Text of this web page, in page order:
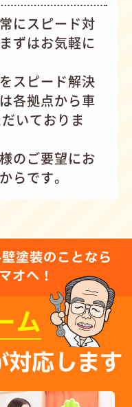
にスピード対
ずはお気軽に
スピード解決
各拠点から車
いておりま
のご要望にお
らです。
塗装のことなら
オへ！
ム
対応します